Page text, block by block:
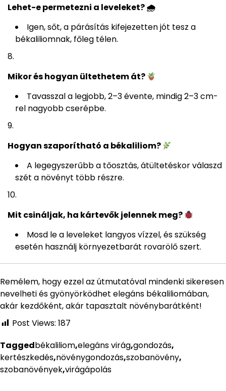
Lehet-e permetezni a leveleket? 🌧
Igen, sőt, a párásítás kifejezetten jót tesz a
békaliliomnak, főleg télen.
Mikor és hogyan ültethetem át?
Tavasszal a legjobb, 2–3 évente, mindig 2–3 cm-
rel nagyobb cserépbe.
Hogyan szaporítható a békaliliom?
A legegyszerűbb a tőosztás, átültetéskor válaszd
szét a növényt több részre.
Mit csináljak, ha kártevők jelennek meg?
Mosd le a leveleket langyos vízzel, és szükség
esetén használj környezetbarát rovarölő szert.
Remélem, hogy ezzel az útmutatóval mindenki sikeresen
nevelheti és gyönyörködhet elegáns békaliliomában,
akár kezdőként, akár tapasztalt növénybarátként!
Post Views: 187
Taggedbékaliliom,elegáns virág,gondozás,
kertészkedés,növénygondozás,szobanövény,
szobanövények,virágápolás